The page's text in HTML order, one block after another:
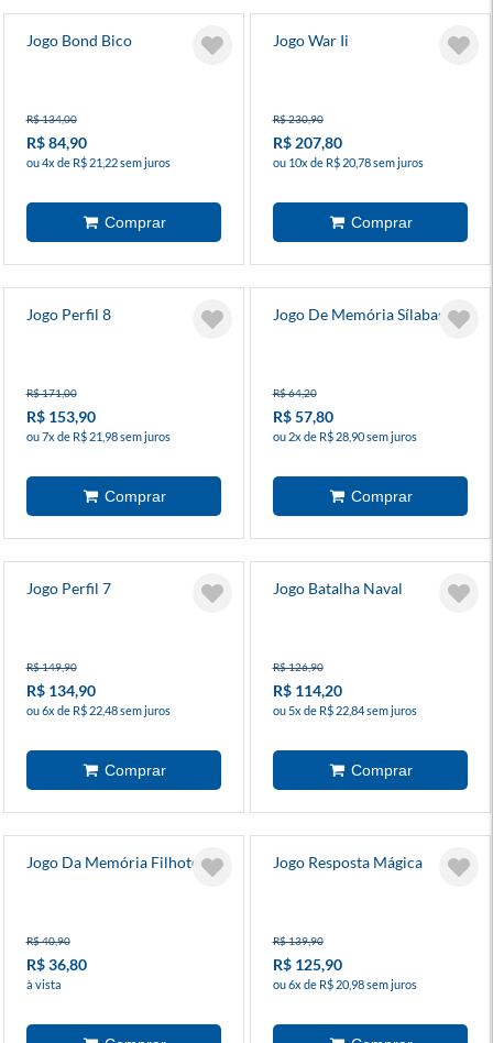
Jogo Bond Bico
R$ 134,00
R$ 84,90
ou 4x de R$ 21,22 sem juros
Jogo War Ii
R$ 230,90
R$ 207,80
ou 10x de R$ 20,78 sem juros
Jogo Perfil 8
R$ 171,00
R$ 153,90
ou 7x de R$ 21,98 sem juros
Jogo De Memória Sílabas
R$ 64,20
R$ 57,80
ou 2x de R$ 28,90 sem juros
Jogo Perfil 7
R$ 149,90
R$ 134,90
ou 6x de R$ 22,48 sem juros
Jogo Batalha Naval
R$ 126,90
R$ 114,20
ou 5x de R$ 22,84 sem juros
Jogo Da Memória Filhotes
R$ 40,90
R$ 36,80
à vista
Jogo Resposta Mágica
R$ 139,90
R$ 125,90
ou 6x de R$ 20,98 sem juros